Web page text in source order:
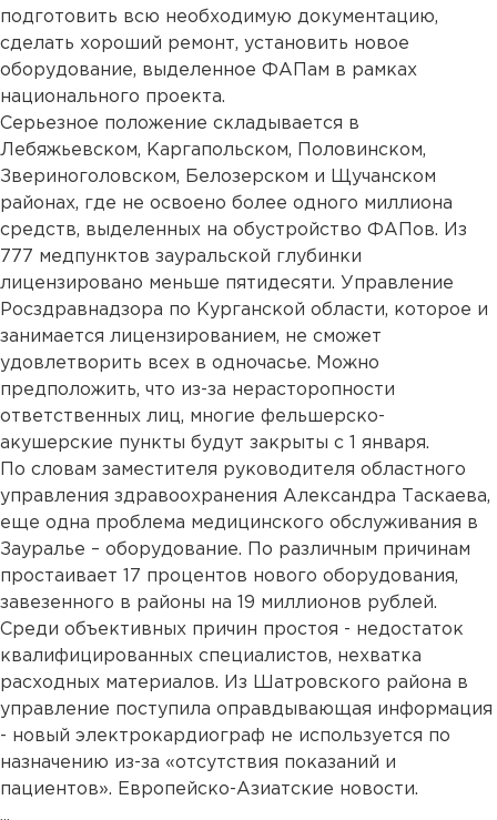
подготовить всю необходимую документацию,
сделать хороший ремонт, установить новое
оборудование, выделенное ФАПам в рамках
национального проекта.
Серьезное положение складывается в
Лебяжьевском, Каргапольском, Половинском,
Звериноголовском, Белозерском и Щучанском
районах, где не освоено более одного миллиона
средств, выделенных на обустройство ФАПов. Из
777 медпунктов зауральской глубинки
лицензировано меньше пятидесяти. Управление
Росздравнадзора по Курганской области, которое и
занимается лицензированием, не сможет
удовлетворить всех в одночасье. Можно
предположить, что из-за нерасторопности
ответственных лиц, многие фельшерско-
акушерские пункты будут закрыты с 1 января.
По словам заместителя руководителя областного
управления здравоохранения Александра Таскаева,
еще одна проблема медицинского обслуживания в
Зауралье – оборудование. По различным причинам
простаивает 17 процентов нового оборудования,
завезенного в районы на 19 миллионов рублей.
Среди объективных причин простоя - недостаток
квалифицированных специалистов, нехватка
расходных материалов. Из Шатровского района в
управление поступила оправдывающая информация
- новый электрокардиограф не используется по
назначению из-за «отсутствия показаний и
пациентов». Европейско-Азиатские новости.
...